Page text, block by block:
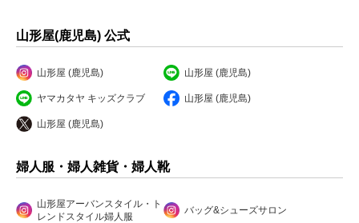
山形屋(鹿児島) 公式
山形屋 (鹿児島) 山形屋 (鹿児島)
ヤマカタヤ キッズクラブ 山形屋 (鹿児島)
山形屋 (鹿児島)
婦人服・婦人雑貨・婦人靴
山形屋アーバンスタイル・ト
レンドスタイル婦人服
バッグ&シューズサロン